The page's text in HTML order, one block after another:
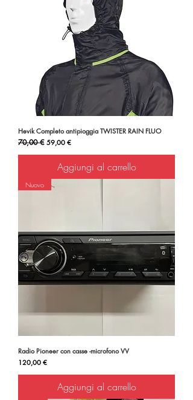
Hevik Completo antipioggia TWISTER RAIN FLUO
Prezzo regolare
70,00 € Prezzo scontato
59,00 €
Aggiungi al carrello
Nuovo
Radio Pioneer con casse -microfono VV
Prezzo
120,00 €
Aggiungi al carrello